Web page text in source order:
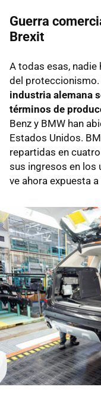
Guerra
Brexit
A todas esas,
del proteccionismo.
industria alemana
términos de
Benz y BMW han
Estados Unidos.
repartidas en
sus ingresos en los
ve ahora expuesta